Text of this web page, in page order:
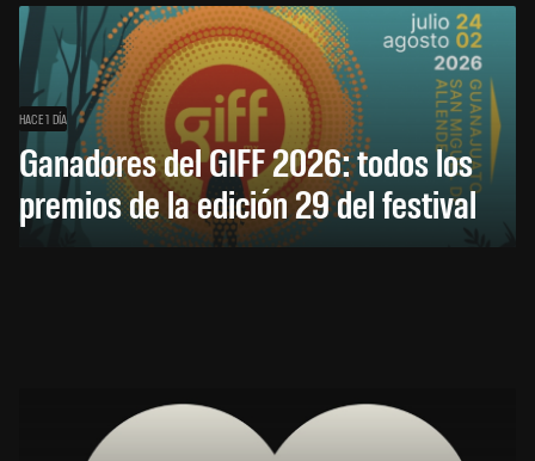
HACE 1 DÍA
Ganadores del GIFF 2026: todos los
premios de la edición 29 del festival